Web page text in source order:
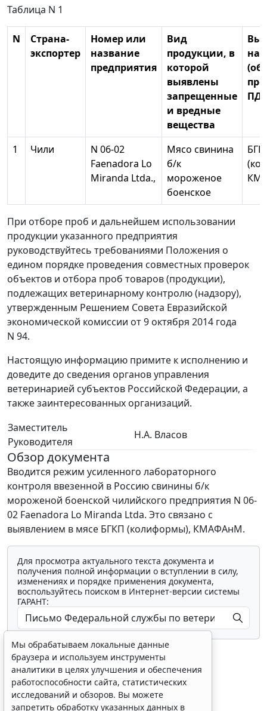
Таблица N 1
N
Страна-
экспортер
Номер или
название
предприятия
Вид
продукции, в
которой
выявлены
запрещенные
и вредные
вещества
1 Чили
N 06-02
Faenadora Lo
Miranda Ltda.,
Мясо свинина
б/к
мороженое
боенское
При отборе проб и дальнейшем использовании
продукции указанного предприятия
руководствуйтесь требованиями Положения о
едином порядке проведения совместных проверок
объектов и отбора проб товаров (продукции),
подлежащих ветеринарному контролю (надзору),
утвержденным Решением Совета Евразийской
экономической комиссии от 9 октября 2014 года
N 94.
Настоящую информацию примите к исполнению и
доведите до сведения органов управления
ветеринарией субъектов Российской Федерации, а
также заинтересованных организаций.
Заместитель
Руководителя
Н.А. Власов
Обзор документа
Вводится режим усиленного лабораторного
контроля ввезенной в Россию свинины б/к
мороженой боенской чилийского предприятия N 06-
02 Faenadora Lo Miranda Ltda. Это связано с
выявлением в мясе БГКП (колиформы), КМАФАнМ.
Для просмотра актуального текста документа и
получения полной информации о вступлении в силу,
изменениях и порядке применения документа,
воспользуйтесь поиском в Интернет-версии системы
ГАРАНТ:
Показать все материалы
Мы обрабатываем локальные данные
браузера и используем инструменты
аналитики в целях улучшения и обеспечения
работоспособности сайта, статистических
исследований и обзоров. Вы можете
запретить обработку указанных данных в